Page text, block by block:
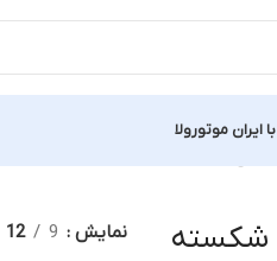
ایران موتورولا
شکسته
نمایش 9
12